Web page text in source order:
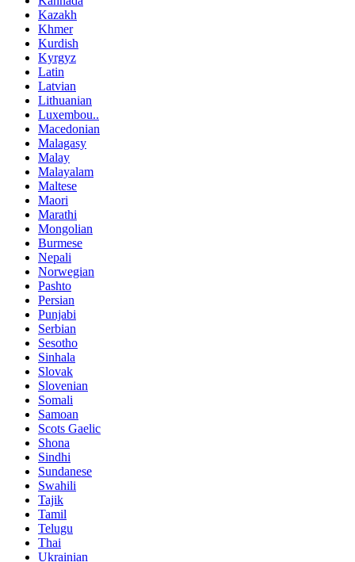
Kazakh
Khmer
Kurdish
Kyrgyz
Latin
Latvian
Lithuanian
Luxembou..
Macedonian
Malagasy
Malay
Malayalam
Maltese
Maori
Marathi
Mongolian
Burmese
Nepali
Norwegian
Pashto
Persian
Punjabi
Serbian
Sesotho
Sinhala
Slovak
Slovenian
Somali
Samoan
Scots Gaelic
Shona
Sindhi
Sundanese
Swahili
Tajik
Tamil
Telugu
Thai
Ukrainian